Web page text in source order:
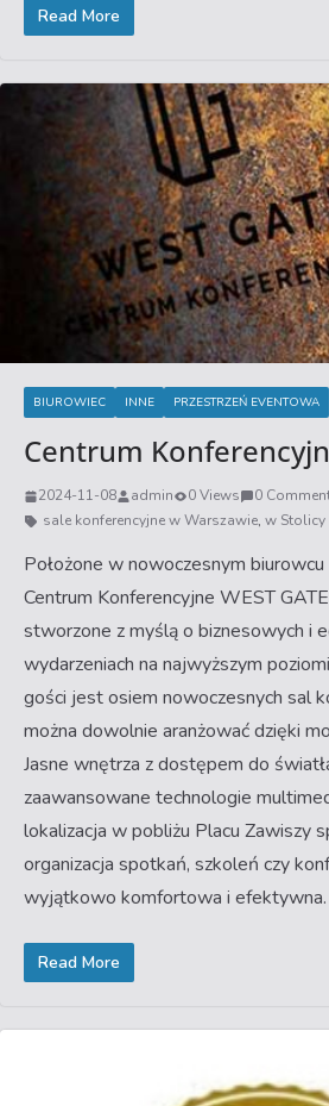
Read More
BIUROWIEC INNE PRZESTRZEŃ EVENTOWA
Centrum
2024-11-08 admin 0 Views
0
sale konferencyjne w Warszawie, w Stolicy
Położone w nowoczesnym biurowcu
Centrum Konferencyjne WEST
stworzone z myślą o biznesowych i
wydarzeniach na najwyższym
gości jest osiem nowoczesnych sal
można dowolnie aranżować dzięki
Jasne wnętrza z dostępem do
zaawansowane technologie
lokalizacja w pobliżu Placu Zawiszy
organizacja spotkań, szkoleń czy
wyjątkowo komfortowa i efektywna.
Read More